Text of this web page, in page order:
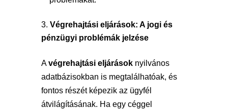
Végrehajtási eljárások: A jogi és
pénzügyi problémák jelzése
Avégrehajtási eljárásoknyilvános
adatbázisokban is megtalálhatóak, és
fontos részét képezik az ügyfél
átvilágításának. Ha egy céggel